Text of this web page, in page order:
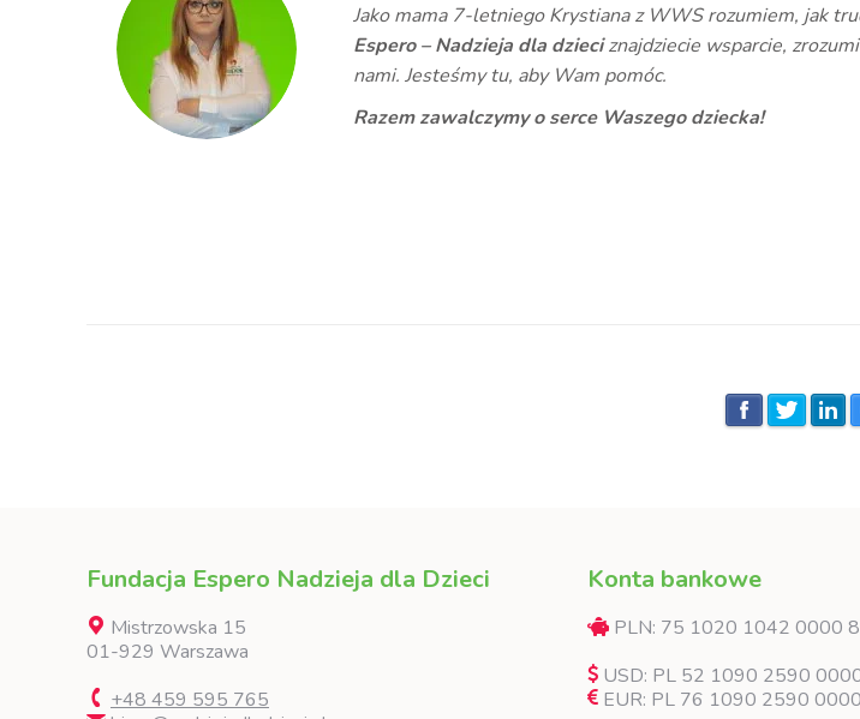
Jako mama 7-letniego Krystiana z WWS rozumiem, jak
Espero – Nadzieja dla dzieciznajdziecie wsparcie,
nami. Jesteśmy tu, aby Wam pomóc.
Razem zawalczymy o serce Waszego dziecka!
Fundacja Espero Nadzieja dla Dzieci
Mistrzowska 15
01-929 Warszawa
+48 459 595 765
Konta bankowe
PLN: 75 1020 1042 0000
USD: PL 52 1090 2590
EUR: PL 76 1090 2590